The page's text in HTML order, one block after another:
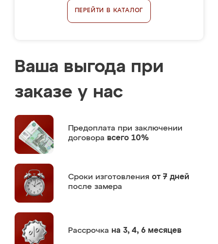
ПЕРЕЙТИ В КАТАЛОГ
Ваша выгода при
заказе у нас
Предоплата при заключении
договора всего 10%
Сроки изготовления от 7 дней
после замера
Рассрочка на 3, 4, 6 месяцев